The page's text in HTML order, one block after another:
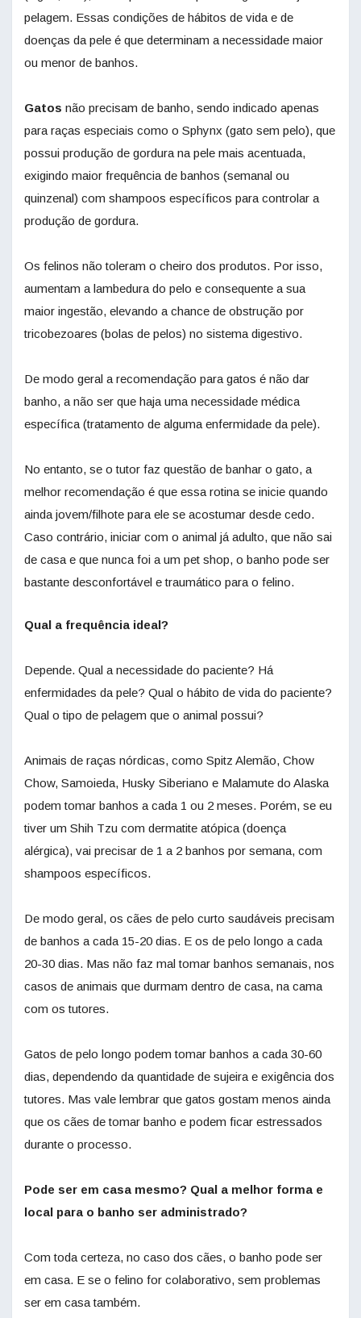
pelagem. Essas condições de hábitos de vida e de
doenças da pele é que determinam a necessidade maior
ou menor de banhos.
Gatos não precisam de banho, sendo indicado apenas
para raças especiais como o Sphynx (gato sem pelo), que
possui produção de gordura na pele mais acentuada,
exigindo maior frequência de banhos (semanal ou
quinzenal) com shampoos específicos para controlar a
produção de gordura.
Os felinos não toleram o cheiro dos produtos. Por isso,
aumentam a lambedura do pelo e consequente a sua
maior ingestão, elevando a chance de obstrução por
tricobezoares (bolas de pelos) no sistema digestivo.
De modo geral a recomendação para gatos é não dar
banho, a não ser que haja uma necessidade médica
específica (tratamento de alguma enfermidade da pele).
No entanto, se o tutor faz questão de banhar o gato, a
melhor recomendação é que essa rotina se inicie quando
ainda jovem/filhote para ele se acostumar desde cedo.
Caso contrário, iniciar com o animal já adulto, que não sai
de casa e que nunca foi a um pet shop, o banho pode ser
bastante desconfortável e traumático para o felino.
Qual a frequência ideal?
Depende. Qual a necessidade do paciente? Há
enfermidades da pele? Qual o hábito de vida do paciente?
Qual o tipo de pelagem que o animal possui?
Animais de raças nórdicas, como Spitz Alemão, Chow
Chow, Samoieda, Husky Siberiano e Malamute do Alaska
podem tomar banhos a cada 1 ou 2 meses. Porém, se eu
tiver um Shih Tzu com dermatite atópica (doença
alérgica), vai precisar de 1 a 2 banhos por semana, com
shampoos específicos.
De modo geral, os cães de pelo curto saudáveis precisam
de banhos a cada 15-20 dias. E os de pelo longo a cada
20-30 dias. Mas não faz mal tomar banhos semanais, nos
casos de animais que durmam dentro de casa, na cama
com os tutores.
Gatos de pelo longo podem tomar banhos a cada 30-60
dias, dependendo da quantidade de sujeira e exigência dos
tutores. Mas vale lembrar que gatos gostam menos ainda
que os cães de tomar banho e podem ficar estressados
durante o processo.
Pode ser em casa mesmo? Qual a melhor forma e
local para o banho ser administrado?
Com toda certeza, no caso dos cães, o banho pode ser
em casa. E se o felino for colaborativo, sem problemas
ser em casa também.